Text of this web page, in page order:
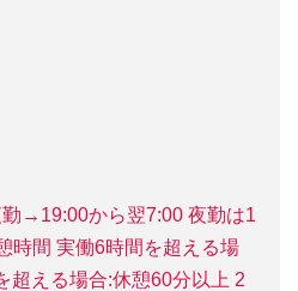
→19:00から翌7:00 夜勤は1
時間 実働6時間を超える場
超える場合:休憩60分以上 2